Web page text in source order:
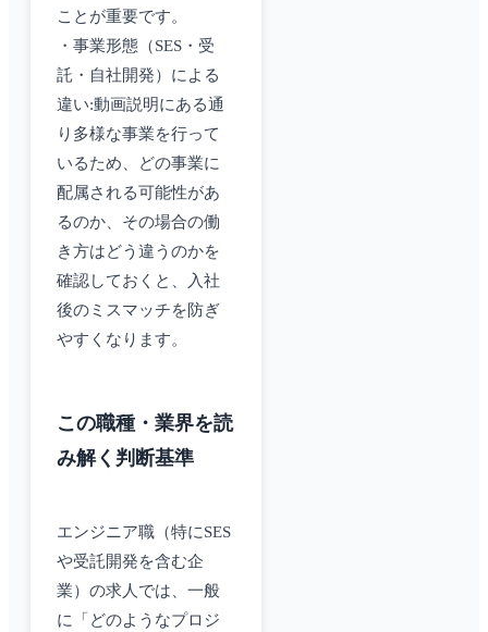
ことが重要です。
・事業形態（SES・受
託・自社開発）による
違い:動画説明にある通
り多様な事業を行って
いるため、どの事業に
配属される可能性があ
るのか、その場合の働
き方はどう違うのかを
確認しておくと、入社
後のミスマッチを防ぎ
やすくなります。
この職種・業界を読
み解く判断基準
エンジニア職（特にSES
や受託開発を含む企
業）の求人では、一般
に「どのようなプロジ